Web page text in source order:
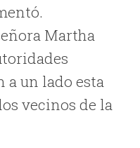
Martha
a un lado esta
vecinos de la